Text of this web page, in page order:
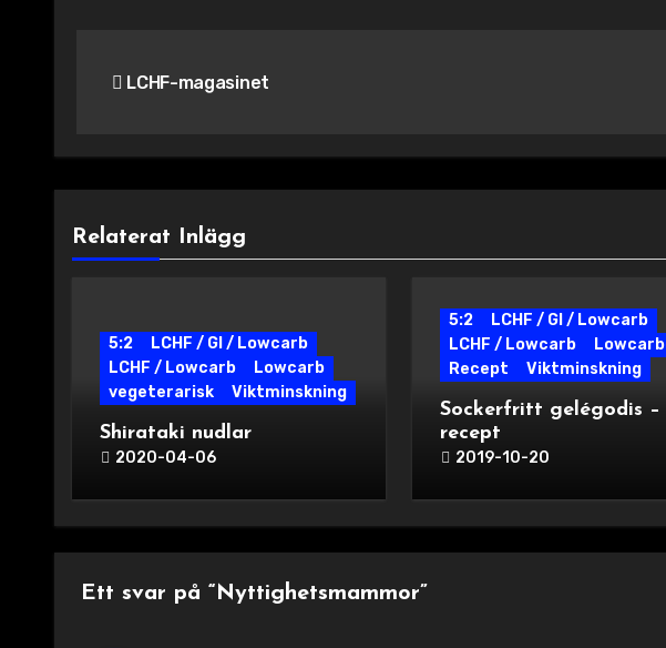
LCHF-magasinet
Relaterat Inlägg
5:2
LCHF / GI / Lowcarb
LCHF / Lowcarb
Lowcarb
vegeterarisk
Viktminskning
Shirataki nudlar
2020-04-06
5:2
LCHF / GI / Lowcarb
LCHF / Lowcarb
Lowcarb
Recept
Viktminskning
Sockerfritt gelégodis –
recept
2019-10-20
Ett svar på “Nyttighetsmammor”